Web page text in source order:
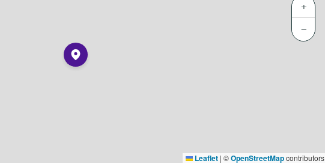
+
−
Leaflet | ©OpenStreetMapcontributors